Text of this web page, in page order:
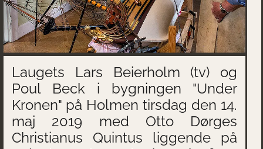
Laugets Lars Beierholm (tv) og
Poul Beck i bygningen "Under
Kronen" på Holmen tirsdag den 14.
maj 2019 med Otto Dørges
Christianus Quintus liggende på